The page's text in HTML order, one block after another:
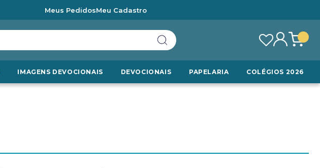
Meus PedidosMeu Cadastro
IMAGENS DEVOCIONAIS DEVOCIONAIS PAPELARIA COLÉGIOS 2026